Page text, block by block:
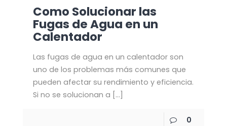
Como Solucionar las
Fugas de Agua en un
Calentador
Las fugas de agua en un calentador son
uno de los problemas más comunes que
pueden afectar su rendimiento y eficiencia.
Si no se solucionan a […]
0